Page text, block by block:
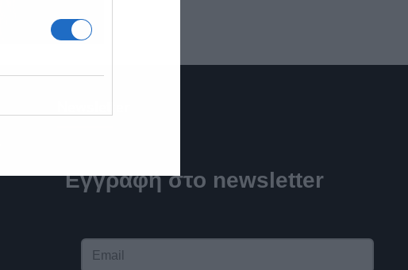
Εγγραφή στο newsletter